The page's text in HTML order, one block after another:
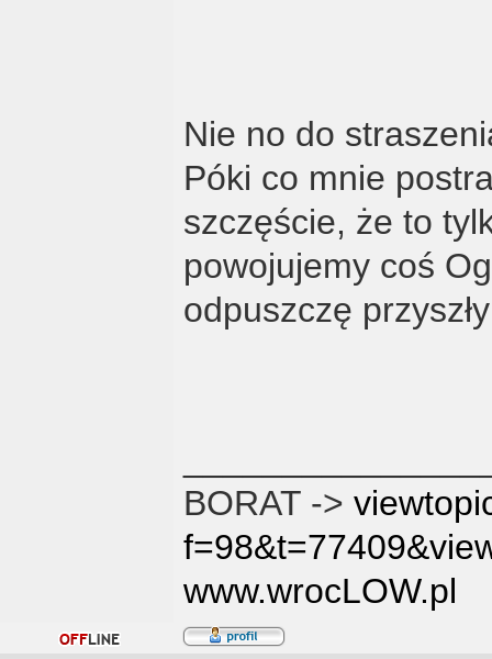
Nie no do
Póki co mnie
szczęście, że to
powojujemy coś
odpuszczę
BORAT ->
www.wrocLOW.pl